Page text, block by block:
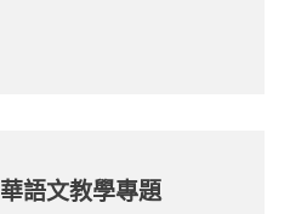
華語文教學專題